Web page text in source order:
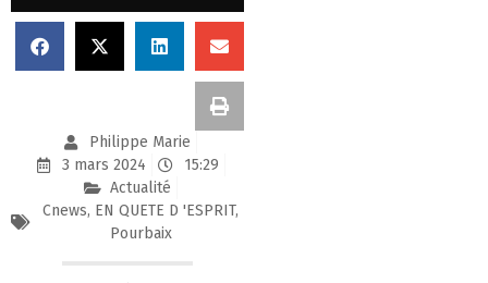
Philippe Marie
3 mars 2024
15:29
Actualité
Cnews, EN QUETE D 'ESPRIT,
Pourbaix